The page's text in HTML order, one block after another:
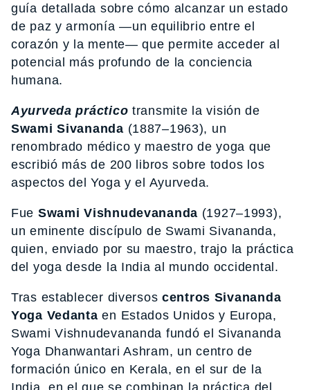
guía detallada sobre cómo alcanzar un estado
de paz y armonía —un equilibrio entre el
corazón y la mente— que permite acceder al
potencial más profundo de la conciencia
humana.
Ayurveda práctico transmite la visión de
Swami Sivananda (1887–1963), un
renombrado médico y maestro de yoga que
escribió más de 200 libros sobre todos los
aspectos del Yoga y el Ayurveda.
Fue Swami Vishnudevananda (1927–1993),
un eminente discípulo de Swami Sivananda,
quien, enviado por su maestro, trajo la práctica
del yoga desde la India al mundo occidental.
Tras establecer diversos centros Sivananda
Yoga Vedanta en Estados Unidos y Europa,
Swami Vishnudevananda fundó el Sivananda
Yoga Dhanwantari Ashram, un centro de
formación único en Kerala, en el sur de la
India, en el que se combinan la práctica del